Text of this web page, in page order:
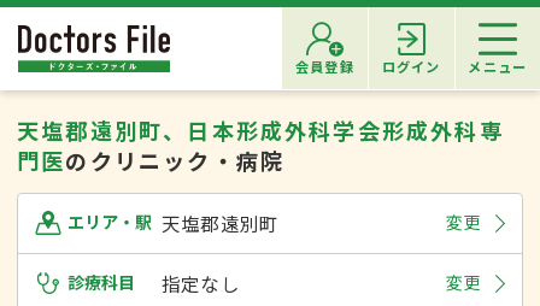
会員登録 ログイン メニュー
天塩郡遠別町、日本形成外科学会形成外科専
門医のクリニック・病院
エリア・駅 天塩郡遠別町 変更
診療科目 指定なし 変更